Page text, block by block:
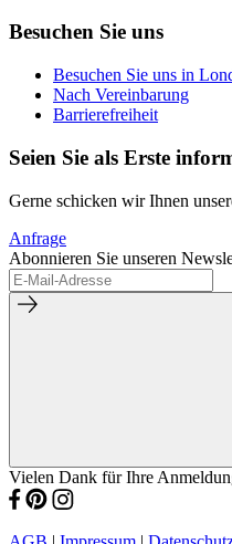
Besuchen Sie uns
Besuchen Sie uns in
Nach Vereinbarung
Barrierefreiheit
Seien Sie als Erste
Gerne schicken wir Ihnen
Anfrage
Abonnieren Sie unseren
Vielen Dank für Ihre